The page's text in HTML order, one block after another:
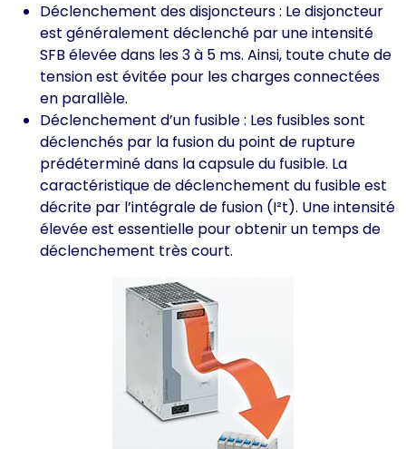
Déclenchement des disjoncteurs : Le disjoncteur
est généralement déclenché par une intensité
SFB élevée dans les 3 à 5 ms. Ainsi, toute chute de
tension est évitée pour les charges connectées
en parallèle.
Déclenchement d’un fusible : Les fusibles sont
déclenchés par la fusion du point de rupture
prédéterminé dans la capsule du fusible. La
caractéristique de déclenchement du fusible est
décrite par l’intégrale de fusion (I²t). Une intensité
élevée est essentielle pour obtenir un temps de
déclenchement très court.